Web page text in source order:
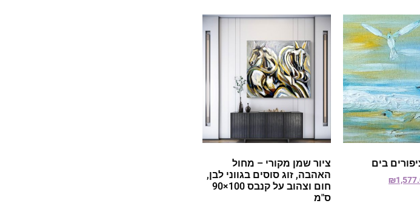
בים
₪
ציור שמן מקורי – מחול
האהבה, זוג סוסים בגווני לבן,
חום וצהוב על קנבס 100×90
ס"מ